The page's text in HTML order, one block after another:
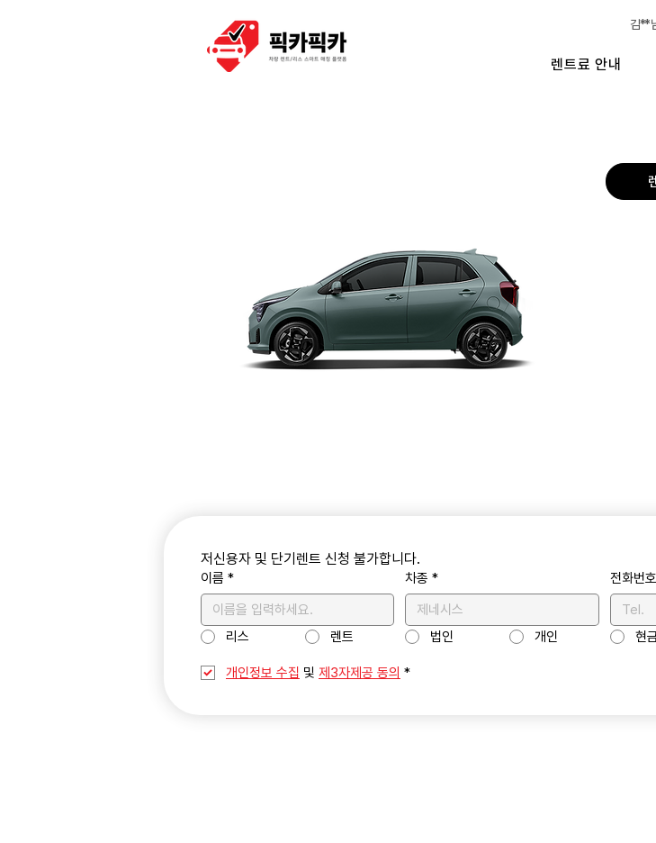
김**
렌트료 안내
저신용자 및 단기렌트 신청 불가합니다.
이름 * 차종 * 전화번호
리스 렌트 법인 개인 현
개인정보 수집 및 제3자제공 동의 *